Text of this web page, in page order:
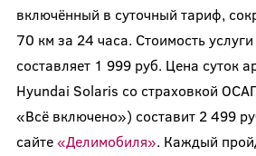
включённый в суточный тариф,
70 км за 24 часа. Стоимость
составляет 1 999 руб. Цена суток
Hyundai Solaris со страховкой
«Всё включено») составит 2 499
сайте«Делимобиля». Каждый